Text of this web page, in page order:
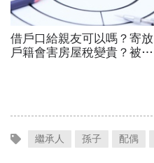
借戶口給親友可以嗎？寄放
戶籍會害房屋稅變貴？被查
繼承人 孫子 配偶